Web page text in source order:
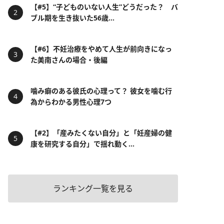
【#5】“子どものいない人生”どうだった？ バ
ブル期を生き抜いた56歳...
【#6】不妊治療をやめて人生が前向きになっ
た美南さんの場合・後編
噛み癖のある彼氏の心理って？ 彼女を噛む行
為からわかる男性心理7つ
【#2】「産みたくない自分」と「妊産婦の健
康を研究する自分」で揺れ動く...
ランキング一覧を見る